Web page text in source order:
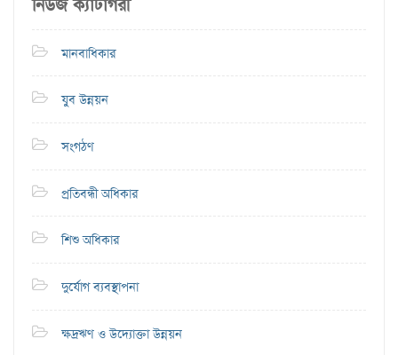
নিউজ ক্যাটাগরী
মানবাধিকার
যুব উন্নয়ন
সংগঠণ
প্রতিবন্ধী অধিকার
শিশু অধিকার
দুর্যোগ ব্যবস্থাপনা
ক্ষদ্রঋণ ও উদ্যোক্তা উন্নয়ন